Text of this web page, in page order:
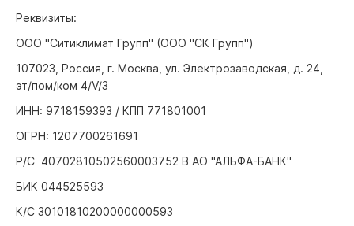
Реквизиты:
ООО "Ситиклимат Групп" (ООО "СК Групп")
107023, Россия, г. Москва, ул. Электрозаводская, д. 24,
эт/пом/ком 4/V/3
ИНН: 9718159393 / КПП 771801001
ОГРН: 1207700261691
Р/С 40702810502560003752 В АО "АЛЬФА-БАНК"
БИК 044525593
К/С 30101810200000000593